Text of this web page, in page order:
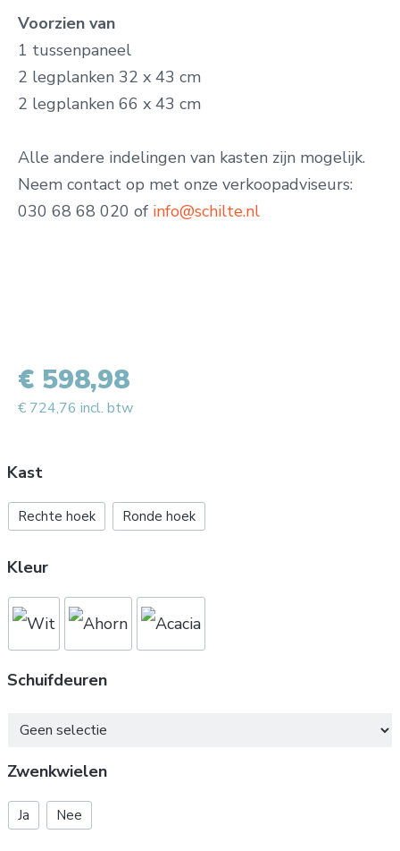
Voorzien van
1 tussenpaneel
2 legplanken 32 x 43 cm
2 legplanken 66 x 43 cm
Alle andere indelingen van kasten zijn mogelijk.
Neem contact op met onze verkoopadviseurs:
030 68 68 020 of info@schilte.nl
Kast
Rechte hoek Ronde hoek
Kleur
Schuifdeuren
Schuifdeuren
Zwenkwielen
Ja Nee
€ 598,98
€ 724,76 incl. btw